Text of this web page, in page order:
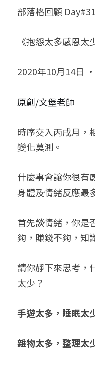
八字雜記
站長精選
臉書生活
Podcast聽書
陽宅視頻
線上直播
線上學苑
八字進階班
八字中階班
五人實戰班
五行計算高階班
團隊訓練營
《十神高階實戰
科學八字推理PDF
小兒命名
科學八字推理1
科學八字推理2
科學八字輕鬆學
輕鬆學會科學八
與我預約
批命預約
上課預約
常見問題
FB粉絲頁
登錄/註冊
搜索
繁體中文
繁體中文
0938617837
部落格回顧 Day#31
《抱怨太多感恩太
2020年10月14日
原創/文堡老師
時序交入丙戌月，
變化莫測。
什麼事會讓你很有
身體及情緒反應最
首先談情緒，你是
夠，賺錢不夠，知
請你靜下來思考，
太少？
手遊太多，睡眠太
雜物太多，整理太
八字線上批命
小兒命名